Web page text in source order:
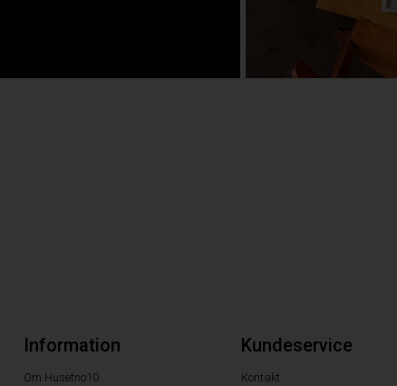
Information
Om Husetno10
Kundeservice
Kontakt